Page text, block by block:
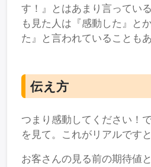
す！』とはあまり言ってい
も見た人は『感動した』と
た』と言われていることもあ
伝え方
つまり感動してください！
を見て。これがリアルですと
お客さんの見る前の期待値